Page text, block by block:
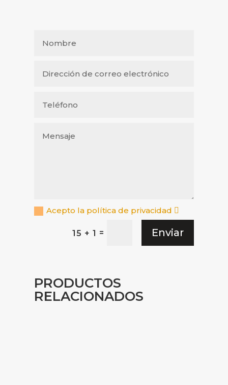
Acepto la política de privacidad
15 + 1 = Enviar
PRODUCTOS
RELACIONADOS